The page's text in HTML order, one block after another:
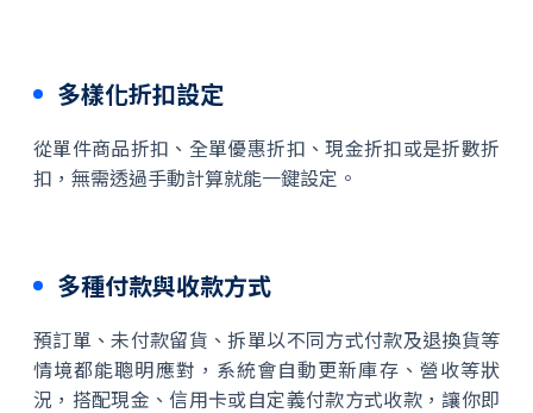
多樣化折扣設定
從單件商品折扣、全單優惠折扣、現金折扣或是折數折
扣，無需透過手動計算就能一鍵設定。
多種付款與收款方式
預訂單、未付款留貨、拆單以不同方式付款及退換貨等
情境都能聰明應對，系統會自動更新庫存、營收等狀
況，搭配現金、信用卡或自定義付款方式收款，讓你即